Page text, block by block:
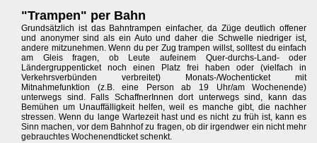
"Trampen" per Bahn
Grundsätzlich ist das Bahntrampen einfacher, da Züge deutlich offener
und anonymer sind als ein Auto und daher die Schwelle niedriger ist,
andere mitzunehmen. Wenn du per Zug trampen willst, solltest du einfach
am Gleis fragen, ob Leute aufeinem Quer-durchs-Land- oder
Ländergruppenticket noch einen Platz frei haben oder (vielfach in
Verkehrsverbünden verbreitet) Monats-/Wochenticket mit
Mitnahmefunktion (z.B. eine Person ab 19 Uhr/am Wochenende)
unterwegs sind. Falls SchaffnerInnen dort unterwegs sind, kann das
Bemühen um Unauffälligkeit helfen, weil es manche gibt, die nachher
stressen. Wenn du lange Wartezeit hast und es nicht zu früh ist, kann es
Sinn machen, vor dem Bahnhof zu fragen, ob dir irgendwer ein nicht mehr
gebrauchtes Wochenendticket schenkt.